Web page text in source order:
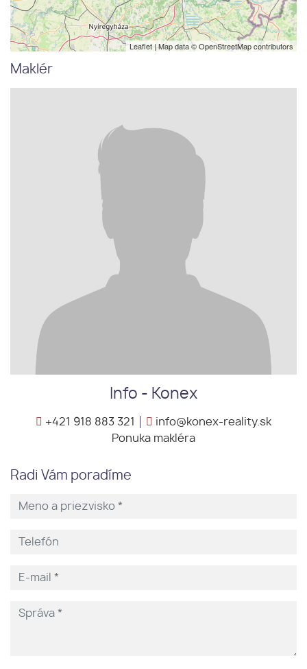
Leaflet| Map data ©OpenStreetMapcontributors
Maklér
Info - Konex
+421 918 883 321
info@konex-reality.sk
Ponuka makléra
Radi Vám poradíme